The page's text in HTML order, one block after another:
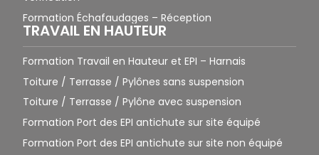
Formation Échafaudages – Réception
TRAVAIL EN HAUTEUR
Formation Travail en Hauteur et EPI – Harnais
Toiture / Terrasse / Pylônes sans suspension
Toiture / Terrasse / Pylône avec suspension
Formation Port des EPI antichute sur site équipé
Formation Port des EPI antichute sur site non équipé